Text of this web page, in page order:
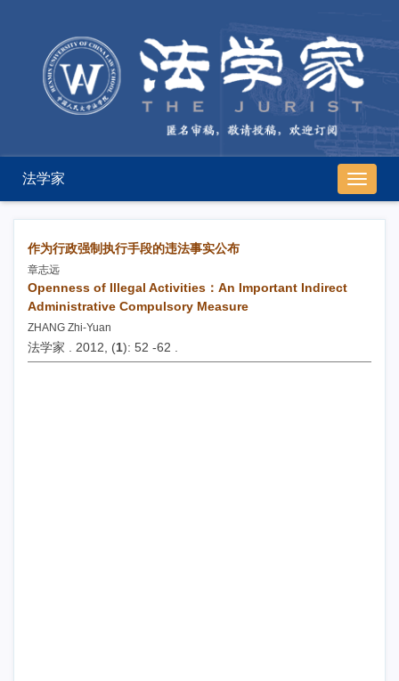
导
航
切
法学家
作为行政强制执行手段的违法事实公布
章志远
Openness of Illegal Activities：An Important Indirect
Administrative Compulsory Measure
ZHANG Zhi-Yuan
法学家 . 2012, (1): 52 -62 .